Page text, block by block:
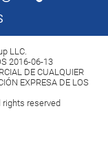
LLC.
2016-06-13
DE CUALQUIER
EXPRESA DE LOS
rights reserved